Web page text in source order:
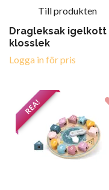
Till produkten
Dragleksak igelkott
klosslek
Logga in för pris
REA!